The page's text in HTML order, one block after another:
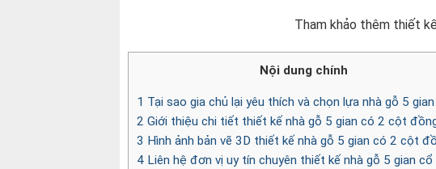
Tham khảo thêm thiết
Nội dung chính
1 Tại sao gia chủ lại yêu thích và chọn lựa nhà gỗ 5 gian
2 Giới thiệu chi tiết thiết kế nhà gỗ 5 gian có 2 cột
3 Hình ảnh bản vẽ 3D thiết kế nhà gỗ 5 gian có 2 cột
4 Liên hệ đơn vị uy tín chuyên thiết kế nhà gỗ 5 gian cổ